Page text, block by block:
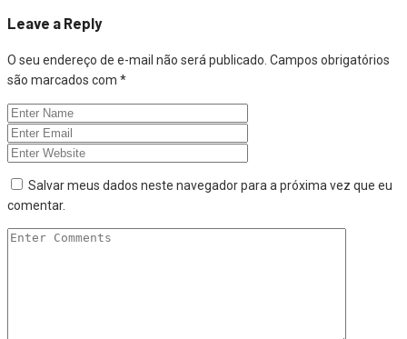
Leave a Reply
O seu endereço de e-mail não será publicado. Campos obrigatórios
são marcados com *
Salvar meus dados neste navegador para a próxima vez que eu
comentar.